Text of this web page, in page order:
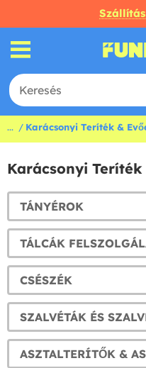
... Karácsonyi Teríték &
Karácsonyi
TÁNYÉROK
TÁLCÁK
CSÉSZÉK
SZALVÉTÁK ÉS
ASZTALTERÍTŐK &